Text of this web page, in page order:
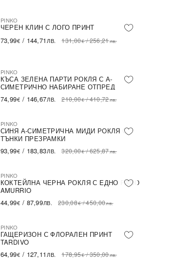
-44% SALE
PINKO
ЧЕРЕН КЛИН С ЛОГО ПРИНТ
73,99€ / 144,71 ЛВ. 131,00€/256,21лв.
-64% SALE
PINKO
КЪСА ЗЕЛЕНА ПАРТИ РОКЛЯ С А-
СИМЕТРИЧНО НАБИРАНЕ ОТПРЕД
74,99€ / 146,67ЛВ. 210,00€/410,72лв.
-71% SALE
PINKO
СИНЯ А-СИМЕТРИЧНА МИДИ РОКЛЯ С
ТЪНКИ ПРЕЗРАМКИ
93,99€ / 183,83ЛВ. 320,00€/625,87лв.
-80% SALE
PINKO
КОКТЕЙЛНА ЧЕРНА РОКЛЯ С ЕДНО РАМО
AMURRIO
44,99€ / 87,99ЛВ. 230,08€/450,00лв.
-64% SALE
PINKO
ГАЩЕРИЗОН С ФЛОРАЛЕН ПРИНТ
TARDIVO
64,99€ / 127,11 ЛВ. 178,95€/350,00лв.